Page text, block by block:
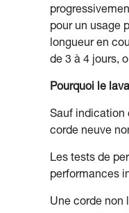
pour un usage
longueur en
de 3 à 4 jours,
Pourquoi le
Sauf indication
corde neuve
Les tests de
performances
Une corde non